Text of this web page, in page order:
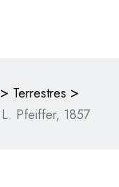
> Terrestres >
L. Pfeiffer, 1857